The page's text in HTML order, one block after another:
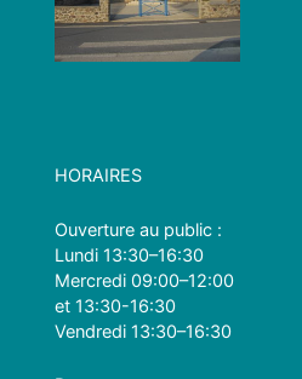
HORAIRES
Ouverture au public :
Lundi 13:30–16:30
Mercredi 09:00–12:00
et 13:30-16:30
Vendredi 13:30–16:30